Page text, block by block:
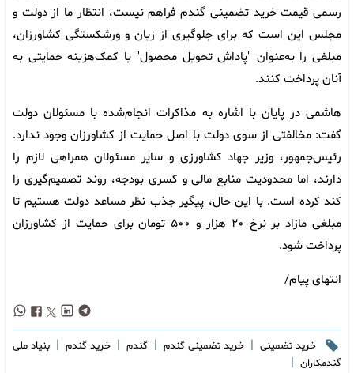
رسمی قیمت خرید تضمینی گندم فراهم نیست، انتظار ما از دولت و
مجلس این است که برای جلوگیری از زیان و ورشکستگی کشاورزان،
مبلغی را به‌عنوان "پاداش تحویل محصول" یا کمک‌هزینه حمایتی به
آنان پرداخت کنند.
هاشمی در پایان با اشاره به مذاکرات انجام‌شده با مسئولان دولت
گفت: مخالفتی از سوی دولت با اصل حمایت از کشاورزان وجود ندارد.
رئیس‌جمهور، وزیر جهاد کشاورزی و سایر مسئولان همراهی لازم را
دارند، اما محدودیت منابع مالی و کسری بودجه، روند تصمیم‌گیری را
کند کرده است. با این حال، پیگیر جذب نظر مساعد دولت هستیم تا
مبلغی مازاد بر نرخ ۲۰ هزار و ۵۰۰ تومان برای حمایت از کشاورزان
پرداخت شود.
انتهای پیام/
خرید تضمینی | خرید تضمینی گندم | گندم | خرید گندم | بنیاد ملی
گندمکاران |